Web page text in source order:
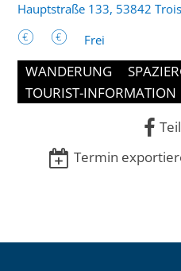
Hauptstraße 133, 53842
Frei
WANDERUNG
TOURIST-INFORMATION
Termin